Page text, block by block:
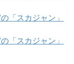
「スカジャン」
「スカジャン」